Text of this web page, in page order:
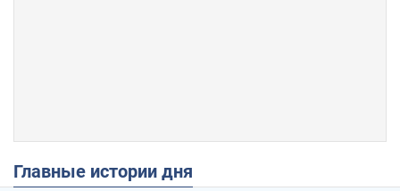
Главные истории дня